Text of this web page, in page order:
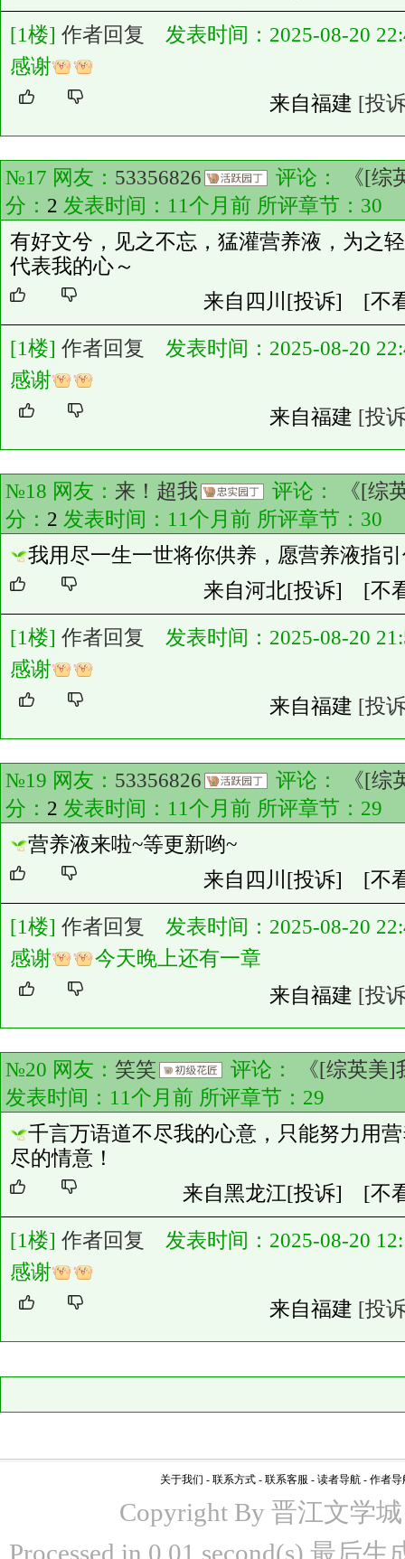
[1楼] 作者回复
发表时间：2025-08-20
感谢
来自福建 [投
№17 网友： 53356826 评论：
《[
分： 2 发表时间：11个月前 所评章节： 30
有好文兮，见之不忘，猛灌营养液，为之
代表我的心～
来自四川 [投诉] [不
[1楼] 作者回复
发表时间：2025-08-20
感谢
来自福建 [投
№18 网友： 来！超我 评论：
《[综
分： 2 发表时间：11个月前 所评章节： 30
我用尽一生一世将你供养，愿营养液指
来自河北[投诉] [不
[1楼] 作者回复
发表时间：2025-08-20
感谢
来自福建 [投
№19 网友： 53356826 评论：
《[
分： 2 发表时间：11个月前 所评章节： 29
营养液来啦~等更新哟~
来自四川 [投诉] [不
[1楼] 作者回复
发表时间：2025-08-20
感谢
今天晚上还有一章
来自福建 [投
№20 网友： 笑笑 评论：
《[综英美
发表时间：11个月前 所评章节： 29
千言万语道不尽我的心意，只能努力用
尽的情意！
来自黑龙江[投诉] [不
[1楼] 作者回复
发表时间：2025-08-20
感谢
来自福建 [投
关于我们 - 联系方式 - 联系客服 - 读者导航 - 作者导
Copyright By 晋江文学
Processed in 0.01 second(s) 最后